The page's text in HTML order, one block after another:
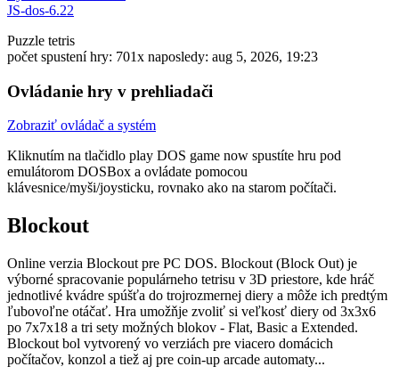
JS-dos-6.22
Puzzle tetris
počet spustení hry: 701x naposledy: aug 5, 2026, 19:23
Ovládanie hry v prehliadači
Zobraziť ovládač a systém
Kliknutím na tlačidlo play DOS game now spustíte hru pod
emulátorom DOSBox a ovládate pomocou
klávesnice/myši/joysticku, rovnako ako na starom počítači.
Blockout
Online verzia Blockout pre PC DOS. Blockout (Block Out) je
výborné spracovanie populárneho tetrisu v 3D priestore, kde hráč
jednotlivé kvádre spúšťa do trojrozmernej diery a môže ich predtým
ľubovoľne otáčať. Hra umožňje zvoliť si veľkosť diery od 3x3x6
po 7x7x18 a tri sety možných blokov - Flat, Basic a Extended.
Blockout bol vytvorený vo verziách pre viacero domácich
počítačov, konzol a tiež aj pre coin-up arcade automaty...